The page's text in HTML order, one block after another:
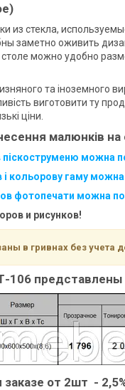
стекла,
заметно оживить
можно удобно
та іноземного
виготовити ту
ціни.
малюнків на
піскоструменю можна
і кольорову гаму
фотопечати можна
и рисунков!
в гривнах без учета
106 представлены
от 2шт -